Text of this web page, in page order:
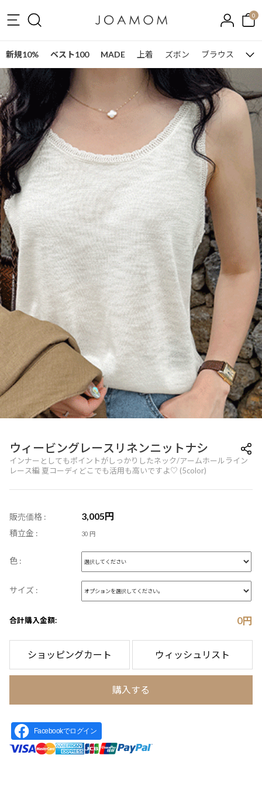
0
新規10% ベスト100 MADE 上着 ズボン ブラウス ワ
ウィービングレースリネンニットナシ
インナーとしてもポイントがしっかりしたネック/アームホールライン
レース編 夏コーディどこでも活用も高いですよ♡ (5color)
販売価格 : 3,005 円
積立金 : 30 円
色 :
サイズ :
合計購入金額: 0円
ショッピングカート ウィッシュリスト
購入する
Facebookでログイン